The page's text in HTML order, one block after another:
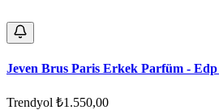
Jeven Brus Paris Erkek Parfüm - Edp
Trendyol ₺1.550,00